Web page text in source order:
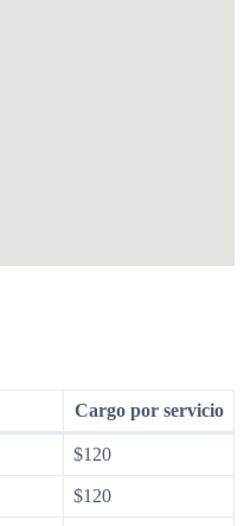
Cargo por servicio
$120
$120